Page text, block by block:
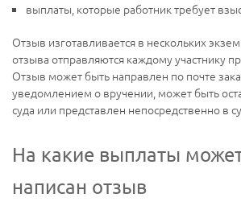
выплаты, которые работник требует
Отзыв изготавливается в нескольких
отзыва отправляются каждому участнику
Отзыв может быть направлен по почте
уведомлением о вручении, может быть
суда или представлен непосредственно в
На какие выплаты
написан отзыв